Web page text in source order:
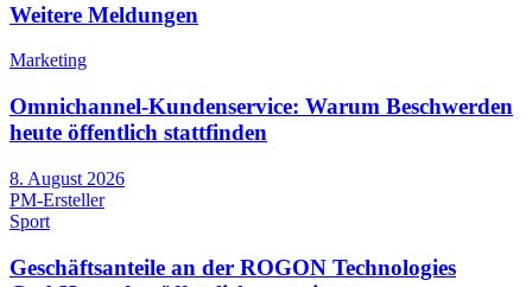
Weitere Meldungen
Marketing
Omnichannel-Kundenservice: Warum Beschwerden
heute öffentlich stattfinden
8. August 2026
PM-Ersteller
Sport
Geschäftsanteile an der ROGON Technologies